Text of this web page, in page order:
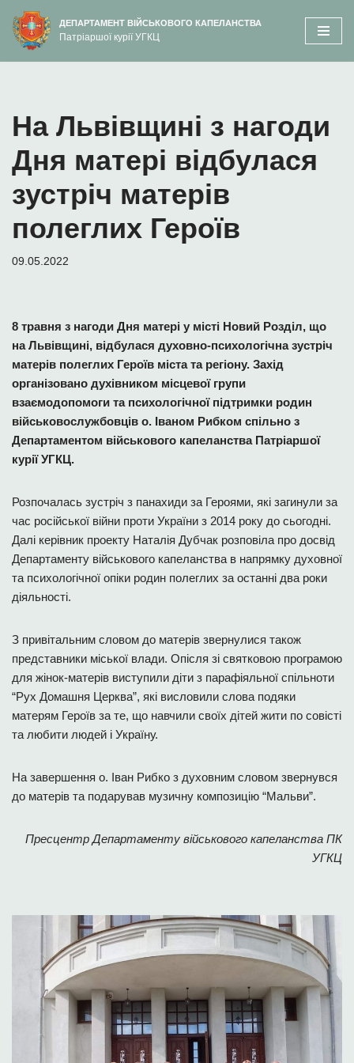
вмісту
Перейти
до
ДЕПАРТАМЕНТ ВІЙСЬКОВОГО КАПЕЛАНСТВА
Патріаршої курії УГКЦ
На Львівщині з нагоди
Дня матері відбулася
зустріч матерів
полеглих Героїв
09.05.2022
8 травня з нагоди Дня матері у місті Новий Розділ, що
на Львівщині, відбулася духовно-психологічна зустріч
матерів полеглих Героїв міста та регіону. Захід
організовано духівником місцевої групи
взаємодопомоги та психологічної підтримки родин
військовослужбовців о. Іваном Рибком спільно з
Департаментом військового капеланства Патріаршої
курії УГКЦ.
Розпочалась зустріч з панахиди за Героями, які загинули за
час російської війни проти України з 2014 року до сьогодні.
Далі керівник проекту Наталія Дубчак розповіла про досвід
Департаменту військового капеланства в напрямку духовної
та психологічної опіки родин полеглих за останні два роки
діяльності.
З привітальним словом до матерів звернулися також
представники міської влади. Опісля зі святковою програмою
для жінок-матерів виступили діти з парафіяльної спільноти
“Рух Домашня Церква”, які висловили слова подяки
матерям Героїв за те, що навчили своїх дітей жити по совісті
та любити людей і Україну.
На завершення о. Іван Рибко з духовним словом звернувся
до матерів та подарував музичну композицію “Мальви”.
Пресцентр Департаменту військового капеланства ПК
УГКЦ